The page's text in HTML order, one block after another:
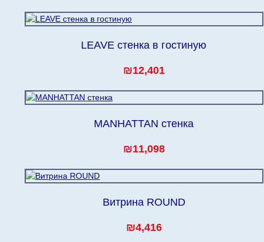
LEAVE стенка в гостиную
₪12,401
MANHATTAN стенка
₪11,098
Витрина ROUND
₪4,416